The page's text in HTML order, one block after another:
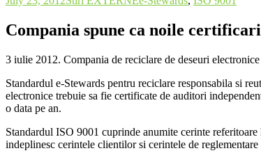
Compania spune ca noile
3 iulie 2012. Compania de reciclare de deseuri
Standardul e-Stewards pentru reciclare responsabila si
electronice trebuie sa fie certificate de auditori
o data pe an.
Standardul ISO 9001 cuprinde anumite cerinte
indeplinesc cerintele clientilor si cerintele de